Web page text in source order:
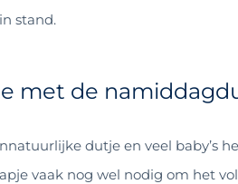
stand.
met de
dutje en veel baby’s
vaak nog wel nodig om het